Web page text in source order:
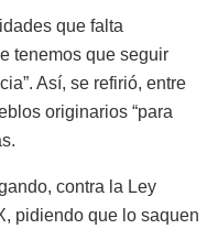
que falta
tenemos que seguir
Así, se refirió, entre
originarios “para
contra la Ley
pidiendo que lo saquen